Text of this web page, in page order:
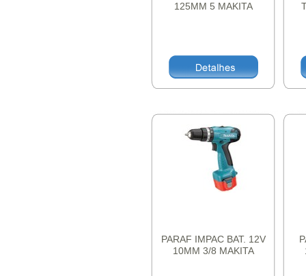
125MM 5 MAKITA
PARAF IMPAC BAT. 12V
10MM 3/8 MAKITA